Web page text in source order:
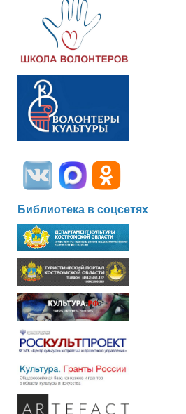
Библиотека в соцсетях